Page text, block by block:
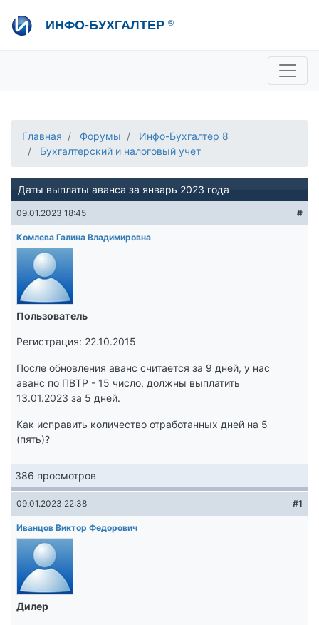
ИНФО-БУХГАЛТЕР ®
Отдел продаж
Консультации
Главная Форумы
Инфо-Бухгалтер 8
Бухгалтерский и налоговый учет
Даты выплаты аванса за январь 2023 года
09.01.2023 18:45 #
Комлева Галина Владимировна
Пользователь
Регистрация: 22.10.2015
После обновления аванс считается за 9 дней, у нас
аванс по ПВТР - 15 число, должны выплатить
13.01.2023 за 5 дней.
Как исправить количество отработанных дней на 5
(пять)?
386 просмотров
09.01.2023 22:38 #1
Иванцов Виктор Федорович
Дилер